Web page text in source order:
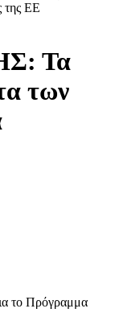
της ΕΕ
Τα
των
το Πρόγραμμα